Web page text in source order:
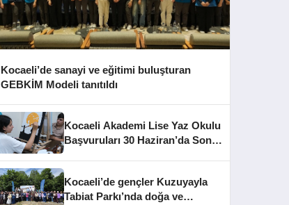
Kocaeli’de sanayi ve eğitimi buluşturan
GEBKİM Modeli tanıtıldı
Kocaeli Akademi Lise Yaz Okulu
Başvuruları 30 Haziran’da Sona
Kocaeli’de gençler Kuzuyayla
Tabiat Parkı’nda doğa ve